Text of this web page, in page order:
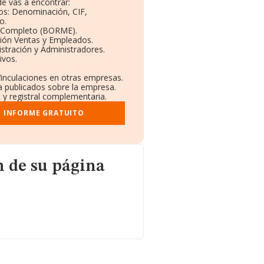
Denominación, CIF,
(BORME).
Ventas y Empleados.
y Administradores.
en otras empresas.
publicados sobre la empresa.
registral complementaria.
INFORME GRATUITO
web
su página